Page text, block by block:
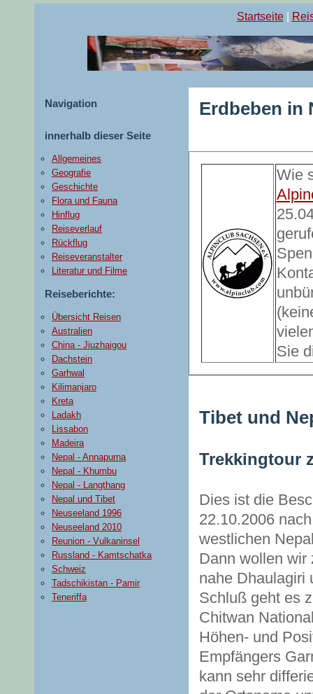
Startseite|
Navigation
innerhalb dieser Seite
Allgemeines
Geografie
Geschichte
Flora und Fauna
Hinflug
Reiseverlauf
Rückflug
Reiseveranstalter
Literatur und Filme
Reiseberichte:
Übersicht Reisen
Australien
China - Jiuzhaigou
Dachstein
Garhwal
Kilimanjaro
Kreta
Ladakh
Lissabon
Madeira
Nepal - Annapurna
Nepal - Khumbu
Nepal - Langthang
Nepal und Tibet
Neuseeland 1996
Neuseeland 2010
Reunion - Vulkaninsel
Russland - Kamtschatka
Schweiz
Tadschikistan - Pamir
Teneriffa
Erdbeben in
Wie
Sie
Tibet und
Trekkingtour
Dies ist die
22.10.2006
westlichen
Dann wollen wir
nahe Dhaulagiri
Schluß geht es
Chitwan
Höhen- und
Empfängers
kann sehr